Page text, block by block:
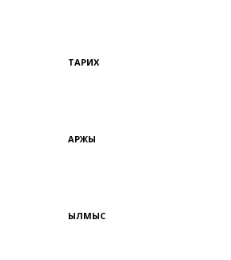
ТАРИХ
ҚАРЖЫ
ҚЫЛМЫС